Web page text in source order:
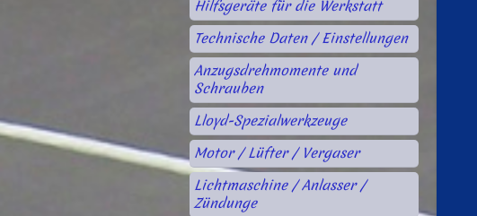
Hilfsgeräte für die Werkstatt
Technische Daten / Einstellungen
Anzugsdrehmomente und
Schrauben
Lloyd-Spezialwerkzeuge
Motor / Lüfter / Vergaser
Lichtmaschine / Anlasser /
Zündunge